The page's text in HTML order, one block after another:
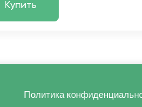
Купить
Политика